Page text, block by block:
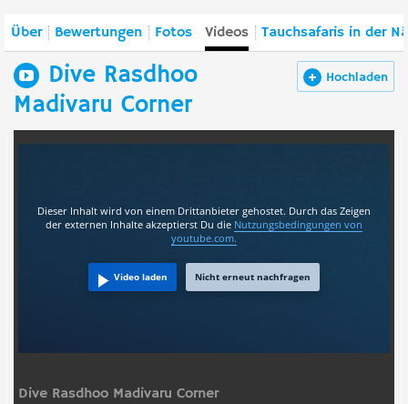
Über Bewertungen Fotos Videos Tauchsafaris in der
Hochladen
Dive Rasdhoo
Madivaru Corner
Dieser Inhalt wird von einem Drittanbieter gehostet. Durch das Zeigen
der externen Inhalte akzeptierst Du die Nutzungsbedingungen von
youtube.com.
Video laden Nicht erneut nachfragen
Dive Rasdhoo Madivaru Corner